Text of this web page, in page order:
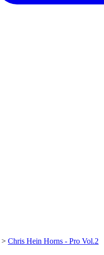
> Chris Hein Horns - Pro Vol.2